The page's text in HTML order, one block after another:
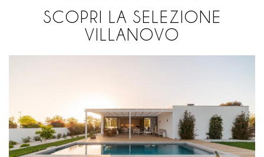
SCOPRI LA SELEZIONE
VILLANOVO